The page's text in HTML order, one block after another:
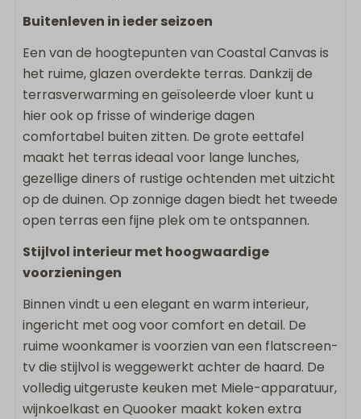
Flatscreen TV
Strijkplank
Vaatwasser
Wasrek
Keukengerei
Inductie kookplaat
Magnetron
Quooker
Koel/vries combinatie
Nespresso apparaat
Buiten
Eettafel buiten
Omheind terras
Loungebank
Ligstoelen
Buitendouche
Buitenleven in ieder seizoen
Een van de hoogtepunten van Coastal Canvas is
het ruime, glazen overdekte terras. Dankzij de
terrasverwarming en geïsoleerde vloer kunt u
hier ook op frisse of winderige dagen
comfortabel buiten zitten. De grote eettafel
maakt het terras ideaal voor lange lunches,
gezellige diners of rustige ochtenden met uitzicht
op de duinen. Op zonnige dagen biedt het tweede
open terras een fijne plek om te ontspannen.
Stijlvol interieur met hoogwaardige
voorzieningen
Binnen vindt u een elegant en warm interieur,
ingericht met oog voor comfort en detail. De
ruime woonkamer is voorzien van een flatscreen-
tv die stijlvol is weggewerkt achter de haard. De
volledig uitgeruste keuken met Miele-apparatuur,
wijnkoelkast en Quooker maakt koken extra